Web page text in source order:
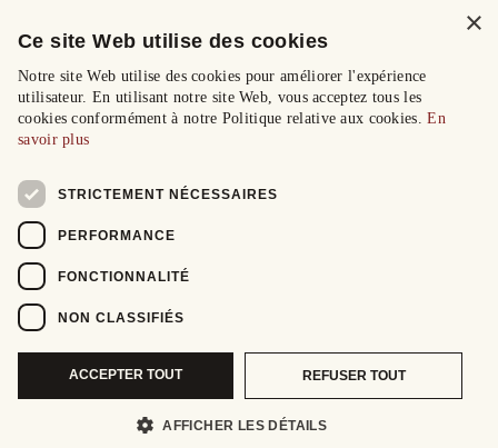
×
Ce site Web utilise des cookies
Notre site Web utilise des cookies pour améliorer l'expérience
utilisateur. En utilisant notre site Web, vous acceptez tous les
cookies conformément à notre Politique relative aux cookies.En
savoir plus
STRICTEMENT NÉCESSAIRES
PERFORMANCE
FONCTIONNALITÉ
NON CLASSIFIÉS
ACCEPTER TOUT REFUSER TOUT
AFFICHER LES DÉTAILS